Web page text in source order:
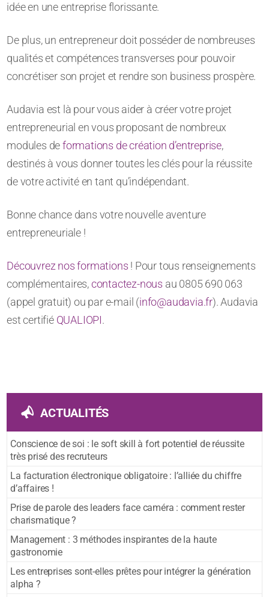
idée en une entreprise florissante.
De plus, un entrepreneur doit posséder de nombreuses
qualités et compétences transverses pour pouvoir
concrétiser son projet et rendre son business prospère.
Audavia est là pour vous aider à créer votre projet
entrepreneurial en vous proposant de nombreux
modules deformations de création d’entreprise,
destinés à vous donner toutes les clés pour la réussite
de votre activité en tant qu’indépendant.
Bonne chance dans votre nouvelle aventure
entrepreneuriale !
Découvrez nos formations ! Pour tous renseignements
complémentaires,contactez-nous au 0805 690 063
(appel gratuit) ou par e-mail (info@audavia.fr). Audavia
est certifié QUALIOPI.
ACTUALITÉS
Conscience de soi : le soft skill à fort potentiel de réussite
très prisé des recruteurs
La facturation électronique obligatoire : l’alliée du chiffre
d’affaires !
Prise de parole des leaders face caméra : comment rester
charismatique ?
Management : 3 méthodes inspirantes de la haute
gastronomie
Les entreprises sont-elles prêtes pour intégrer la génération
alpha ?